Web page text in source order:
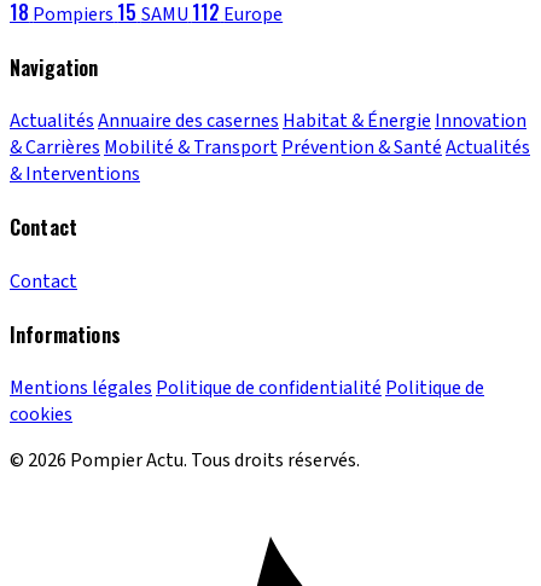
18 Pompiers 15 SAMU 112 Europe
Navigation
ActualitésAnnuaire des casernes Habitat & Énergie Innovation
& Carrières Mobilité & TransportPrévention & SantéActualités
& Interventions
Contact
Contact
Informations
Mentions légales Politique de confidentialité Politique de
cookies
© 2026 Pompier Actu. Tous droits réservés.